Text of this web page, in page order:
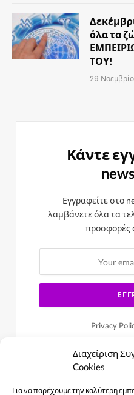
Διαχείριση
Cookies
Για να παρέχουμε την καλύτερη
όλα τα
ΤΟΥ!
29
Κάντε
Εγγραφείτε στο
λαμβάνετε όλα τα
προσφορές
Privacy